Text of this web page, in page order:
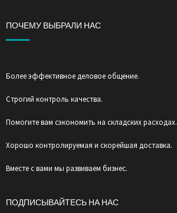
ПОЧЕМУ ВЫБРАЛИ НАС
Более эффективное деловое общение.
Строгий контроль качества.
Помогите вам сэкономить на складских расходах.
Хорошо контролируемая и скорейшая доставка.
Вместе с вами мы развиваем бизнес.
ПОДПИСЫВАЙТЕСЬ НА НАС